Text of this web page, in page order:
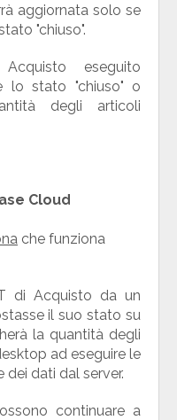
aggiornata solo se
"chiuso".
eseguito
lo stato "chiuso" o
degli articoli
Cloud
che funziona
di Acquisto da un
il suo stato su
la quantità degli
ad eseguire le
dei dati dal server.
continuare a